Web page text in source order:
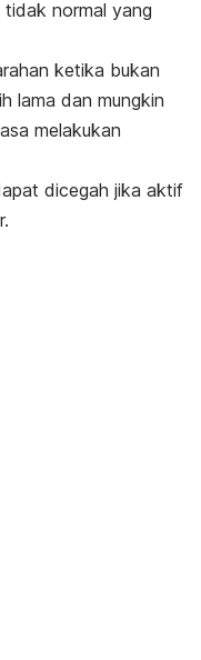
tidak normal yang
ketika bukan
lama dan mungkin
melakukan
dicegah jika aktif